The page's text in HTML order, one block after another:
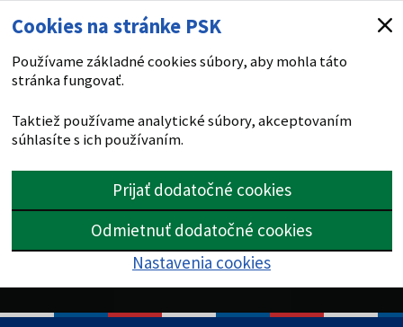
Cookies na stránke PSK
Používame základné cookies súbory, aby mohla táto
stránka fungovať.
Taktiež používame analytické súbory, akceptovaním
súhlasíte s ich používaním.
Prijať dodatočné cookies
Odmietnuť dodatočné cookies
Nastavenia cookies